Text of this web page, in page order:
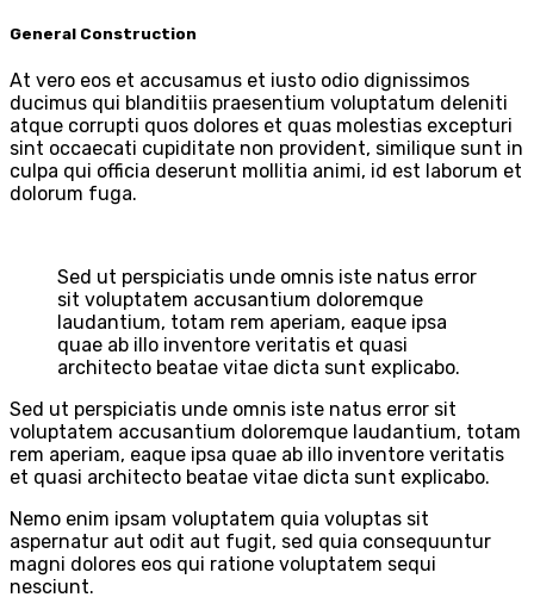
General Construction
At vero eos et accusamus et iusto odio dignissimos
ducimus qui blanditiis praesentium voluptatum deleniti
atque corrupti quos dolores et quas molestias excepturi
sint occaecati cupiditate non provident, similique sunt in
culpa qui officia deserunt mollitia animi, id est laborum et
dolorum fuga.
Sed ut perspiciatis unde omnis iste natus error
sit voluptatem accusantium doloremque
laudantium, totam rem aperiam, eaque ipsa
quae ab illo inventore veritatis et quasi
architecto beatae vitae dicta sunt explicabo.
Sed ut perspiciatis unde omnis iste natus error sit
voluptatem accusantium doloremque laudantium, totam
rem aperiam, eaque ipsa quae ab illo inventore veritatis
et quasi architecto beatae vitae dicta sunt explicabo.
Nemo enim ipsam voluptatem quia voluptas sit
aspernatur aut odit aut fugit, sed quia consequuntur
magni dolores eos qui ratione voluptatem sequi
nesciunt.